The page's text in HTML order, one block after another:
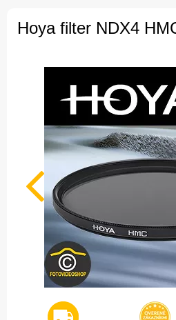
Hoya filter NDX4